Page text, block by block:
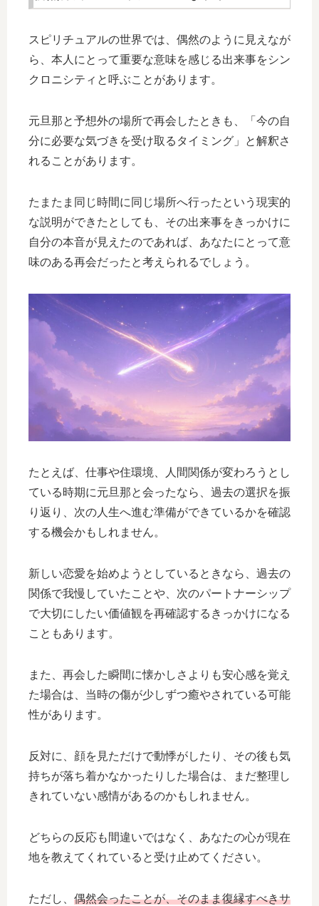
スピリチュアルの世界では、偶然のように見えなが
ら、本人にとって重要な意味を感じる出来事をシン
クロニシティと呼ぶことがあります。
元旦那と予想外の場所で再会したときも、「今の自
分に必要な気づきを受け取るタイミング」と解釈さ
れることがあります。
たまたま同じ時間に同じ場所へ行ったという現実的
な説明ができたとしても、その出来事をきっかけに
自分の本音が見えたのであれば、あなたにとって意
味のある再会だったと考えられるでしょう。
たとえば、仕事や住環境、人間関係が変わろうとし
ている時期に元旦那と会ったなら、過去の選択を振
り返り、次の人生へ進む準備ができているかを確認
する機会かもしれません。
新しい恋愛を始めようとしているときなら、過去の
関係で我慢していたことや、次のパートナーシップ
で大切にしたい価値観を再確認するきっかけになる
こともあります。
また、再会した瞬間に懐かしさよりも安心感を覚え
た場合は、当時の傷が少しずつ癒やされている可能
性があります。
反対に、顔を見ただけで動悸がしたり、その後も気
持ちが落ち着かなかったりした場合は、まだ整理し
きれていない感情があるのかもしれません。
どちらの反応も間違いではなく、あなたの心が現在
地を教えてくれていると受け止めてください。
ただし、 偶然会ったことが、そのまま復縁すべきサ